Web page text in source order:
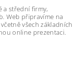
a střední firmy,
Web připravíme na
všech základních
online prezentaci.